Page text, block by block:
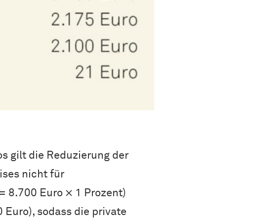
gilt die Reduzierung der
nicht für
8.700 Euro × 1 Prozent)
sodass die private